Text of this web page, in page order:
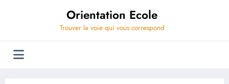
Orientation Ecole
Trouver la voie qui vous correspond